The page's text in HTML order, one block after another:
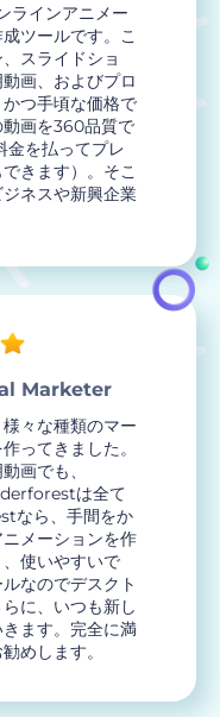
ラインアニメー
ツールです。こ
スライドショ
画、およびプロ
つ手頃な価格で
画を360品質で
金を払ってプレ
きます）。そこ
ネスや新興企業
Marketer
々な種類のマー
ってきました。
画でも、
は全て
なら、手間をか
メーションを作
使いやすいで
なのでデスクト
に、いつも新し
ます。完全に満
めします。